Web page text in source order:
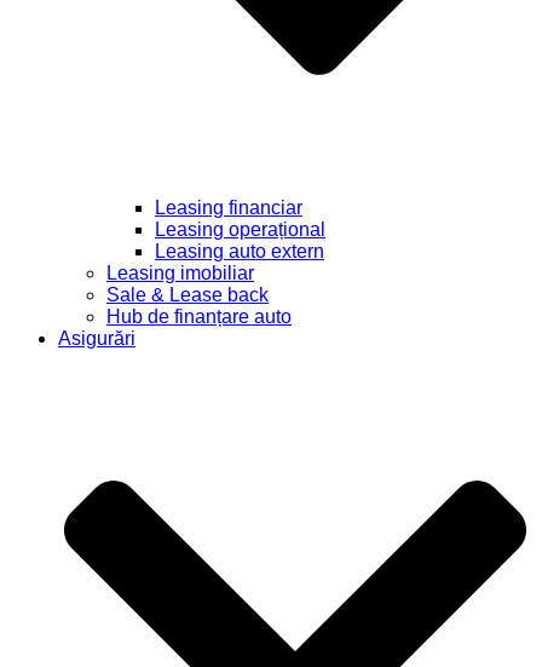
Leasing financiar
Leasing operațional
Leasing auto extern
Leasing imobiliar
Sale & Lease back
Hub de finanțare auto
Asigurări